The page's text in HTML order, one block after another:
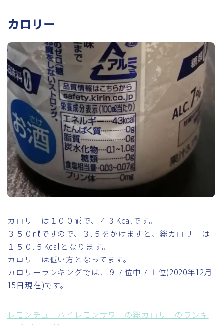
カロリー
カロリーは１００㎖で、４３Kcalです。
３５０㎖ですので、３.５をかけますと、総カロリーは
１５０.５Kcalとなります。
カロリーは低い方となってます。
カロリーランキングでは、９７位中７１位(2020年12月
15日現在)です。
レモンチューハイレモンサワーの総カロリーのランキ